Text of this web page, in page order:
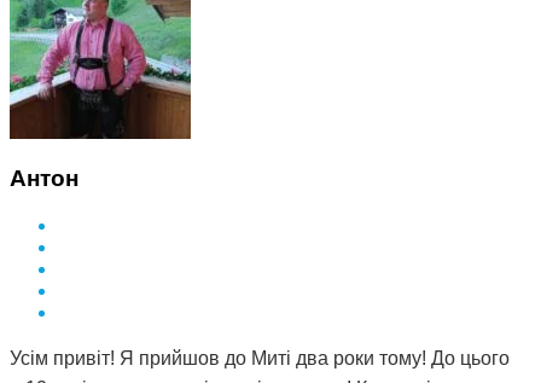
Антон
Усім привіт! Я прийшов до Миті два роки тому! До цього